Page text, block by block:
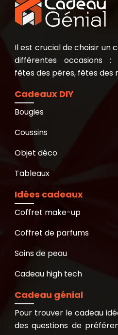
Il est crucial de choisir un
différentes occasions :
fêtes des pères, fêtes des
Cadeaux DIY
Bougies
Coussins
Objet déco
Tableaux
Idées cadeaux
Coffret make-up
Coffret de parfums
Soins de peau
Cadeau high tech
Cadeau génial
Pour trouver le cadeau
des questions de